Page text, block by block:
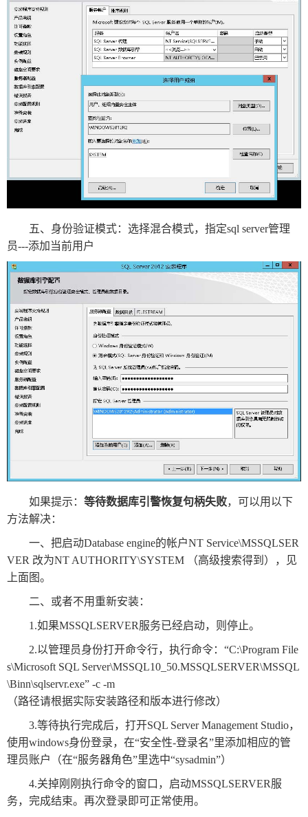
五、身份验证模式：选择混合模式，指定sql server管理
员---添加当前用户
如果提示： 等待数据库引警恢复句柄失败，可以用以下
方法解决：
一、把启动Database engine的帐户NT Service\MSSQLSER
VER 改为NT AUTHORITY\SYSTEM （高级搜索得到），见
上面图。
二、或者不用重新安装：
1.如果MSSQLSERVER服务已经启动，则停止。
2.以管理员身份打开命令行，执行命令：“C:\Program File
s\Microsoft SQL Server\MSSQL10_50.MSSQLSERVER\MSSQL
\Binn\sqlservr.exe” -c -m
（路径请根据实际安装路径和版本进行修改）
3.等待执行完成后，打开SQL Server Management Studio，
使用windows身份登录，在“安全性-登录名”里添加相应的管
理员账户（在“服务器角色”里选中“sysadmin”）
4.关掉刚刚执行命令的窗口，启动MSSQLSERVER服
务，完成结束。再次登录即可正常使用。